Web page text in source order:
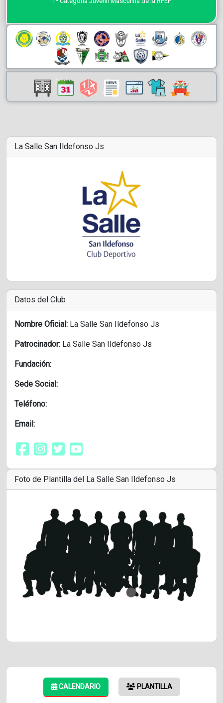
La Salle San Ildefonso Js
Datos del Club
Nombre Oficial: La Salle San Ildefonso Js
Patrocinador: La Salle San Ildefonso Js
Fundación:
Sede Social:
Teléfono:
Email:
Foto de Plantilla del La Salle San Ildefonso Js
CALENDARIO PLANTILLA